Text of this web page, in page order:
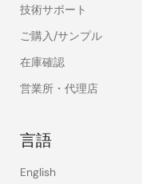
技術サポート
ご購入/サンプル
在庫確認
営業所・代理店
言語
English